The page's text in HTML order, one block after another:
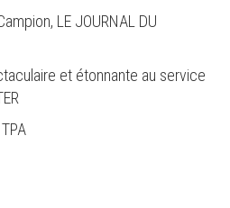
LE JOURNAL DU
et étonnante au service